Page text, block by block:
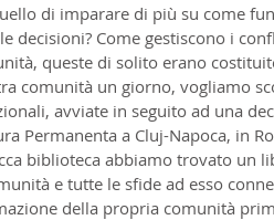
di imparare di più su come
decisioni? Come gestiscono i
queste di solito erano
comunità un giorno, vogliamo
avviate in seguito ad una
Permanenta a Cluj-Napoca, in
biblioteca abbiamo trovato un
e tutte le sfide ad esso
della propria comunità